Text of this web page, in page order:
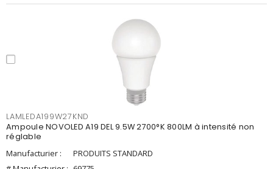
LAMLEDA199W27KND
Ampoule NOVOLED A19 DEL 9.5W 2700°K 800LM à intensité non
réglable
Manufacturier :
PRODUITS STANDARD